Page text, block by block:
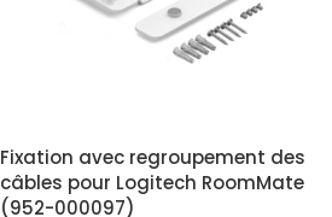
Fixation avec regroupement des
câbles pour Logitech RoomMate
(952-000097)